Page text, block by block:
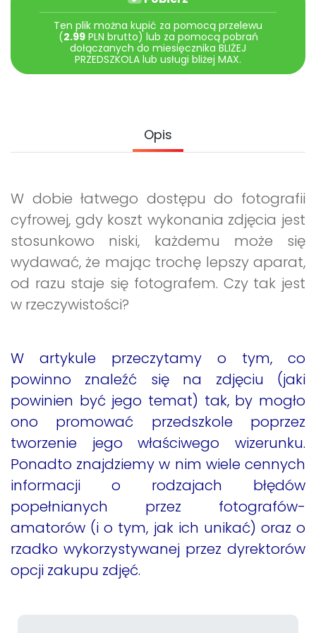
Archiwalne numery
Pomoc
Promocje
Ten plik można kupić za pomocą przelewu
(2.99PLN brutto) lub za pomocą pobrań
dołączanych do miesięcznika BLIŻEJ
PRZEDSZKOLA lub usługi bliżej MAX.
Opis
W dobie łatwego dostępu do fotografii
cyfrowej, gdy koszt wykonania zdjęcia jest
stosunkowo niski, każdemu może się
wydawać, że mając trochę lepszy aparat,
od razu staje się fotografem. Czy tak jest
w rzeczywistości?
W artykule przeczytamy o tym, co
powinno znaleźć się na zdjęciu (jaki
powinien być jego temat) tak, by mogło
ono promować przedszkole poprzez
tworzenie jego właściwego wizerunku.
Ponadto znajdziemy w nim wiele cennych
informacji o rodzajach błędów
popełnianych przez fotografów-
amatorów (i o tym, jak ich unikać) oraz o
rzadko wykorzystywanej przez dyrektorów
opcji zakupu zdjęć.